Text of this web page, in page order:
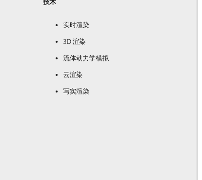
技术
实时渲染
3D 渲染
流体动力学模拟
云渲染
写实渲染